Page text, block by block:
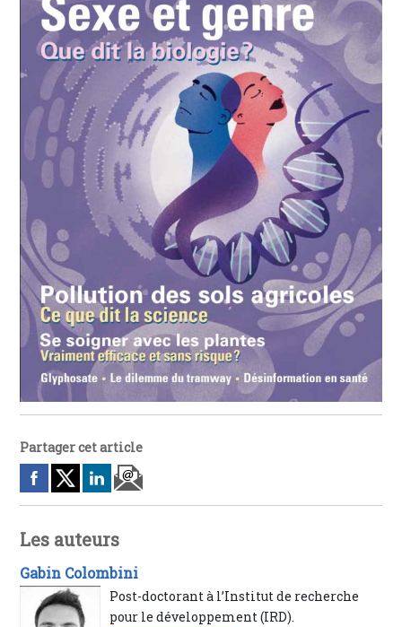
Partager cet article
Les auteurs
Gabin Colombini
Post-doctorant à l’Institut de recherche
pour le développement (IRD).